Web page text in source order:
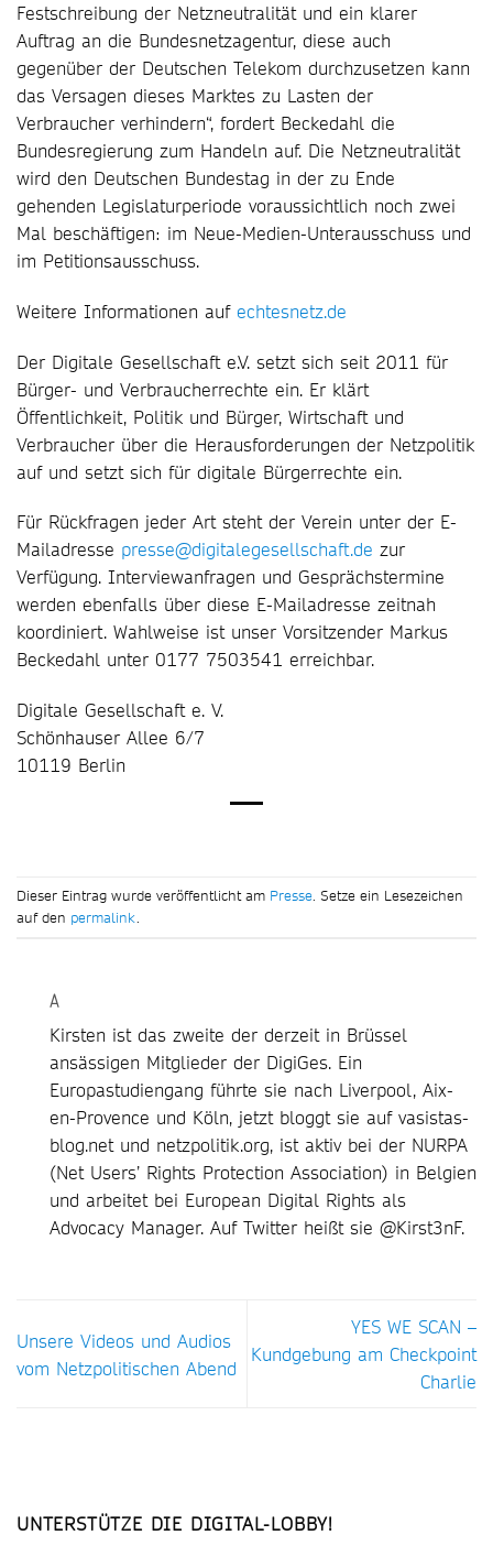
Festschreibung der Netzneutralität und ein klarer
Auftrag an die Bundesnetzagentur, diese auch
gegenüber der Deutschen Telekom durchzusetzen kann
das Versagen dieses Marktes zu Lasten der
Verbraucher verhindern“, fordert Beckedahl die
Bundesregierung zum Handeln auf. Die Netzneutralität
wird den Deutschen Bundestag in der zu Ende
gehenden Legislaturperiode voraussichtlich noch zwei
Mal beschäftigen: im Neue-Medien-Unterausschuss und
im Petitionsausschuss.
Weitere Informationen auf echtesnetz.de
Der Digitale Gesellschaft e.V. setzt sich seit 2011 für
Bürger- und Verbraucherrechte ein. Er klärt
Öffentlichkeit, Politik und Bürger, Wirtschaft und
Verbraucher über die Herausforderungen der Netzpolitik
auf und setzt sich für digitale Bürgerrechte ein.
Für Rückfragen jeder Art steht der Verein unter der E-
Mailadresse presse@digitalegesellschaft.de zur
Verfügung. Interviewanfragen und Gesprächstermine
werden ebenfalls über diese E-Mailadresse zeitnah
koordiniert. Wahlweise ist unser Vorsitzender Markus
Beckedahl unter 0177 7503541 erreichbar.
Digitale Gesellschaft e. V.
Schönhauser Allee 6/7
10119 Berlin
Dieser Eintrag wurde veröffentlicht am Presse. Setze ein Lesezeichen
auf den permalink.
A
Kirsten ist das zweite der derzeit in Brüssel
ansässigen Mitglieder der DigiGes. Ein
Europastudiengang führte sie nach Liverpool, Aix-
en-Provence und Köln, jetzt bloggt sie auf vasistas-
blog.net und netzpolitik.org, ist aktiv bei der NURPA
(Net Users’ Rights Protection Association) in Belgien
und arbeitet bei European Digital Rights als
Advocacy Manager. Auf Twitter heißt sie @Kirst3nF.
Unsere Videos und Audios
vom Netzpolitischen Abend
YES WE SCAN –
Kundgebung am Checkpoint
Charlie
UNTERSTÜTZE DIE DIGITAL-LOBBY!